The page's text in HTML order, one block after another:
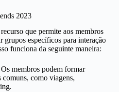
2023
que permite aos membros
específicos para interação
funciona da seguinte maneira:
Os membros podem formar
comuns, como viagens,